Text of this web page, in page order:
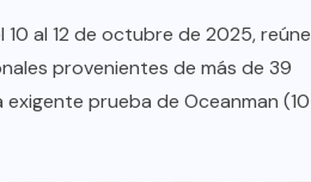
al 12 de octubre de 2025, reúne
provenientes de más de 39
prueba de Oceanman (10